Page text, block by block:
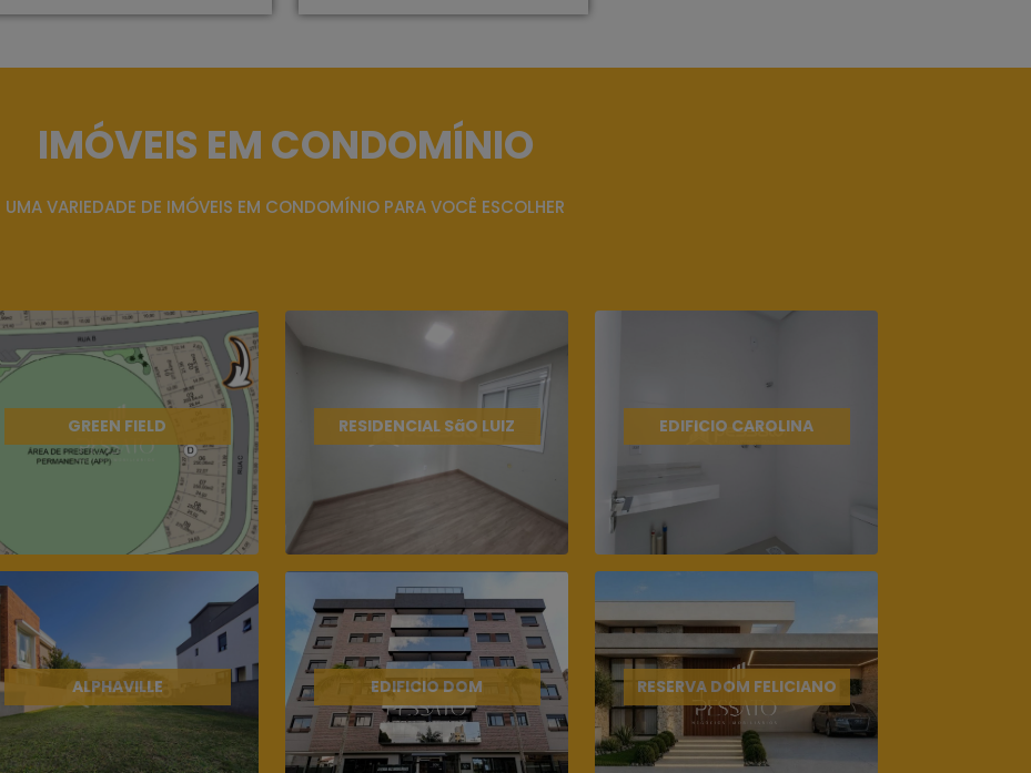
IMÓVEIS EM CONDOMÍNIO
UMA VARIEDADE DE IMÓVEIS EM CONDOMÍNIO PARA VOCÊ ESCOLHER
GREEN FIELD RESIDENCIAL SãO LUIZ EDIFICIO CAROLINA
ALPHAVILLE EDIFICIO DOM RESERVA DOM FELICIANO